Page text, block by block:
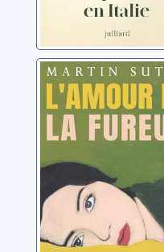
L'amour et la
fureur
Suter, Martin